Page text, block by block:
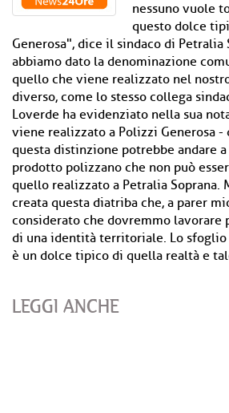
nessuno vuole
questo dolce
Generosa", dice il sindaco di Petralia
abbiamo dato la denominazione
quello che viene realizzato nel
diverso, come lo stesso collega
Loverde ha evidenziato nella sua
viene realizzato a Polizzi Generosa -
questa distinzione potrebbe andare
prodotto polizzano che non può
quello realizzato a Petralia Soprana.
creata questa diatriba che, a parer
considerato che dovremmo
di una identità territoriale. Lo sfoglio
è un dolce tipico di quella realtà e
LEGGI ANCHE